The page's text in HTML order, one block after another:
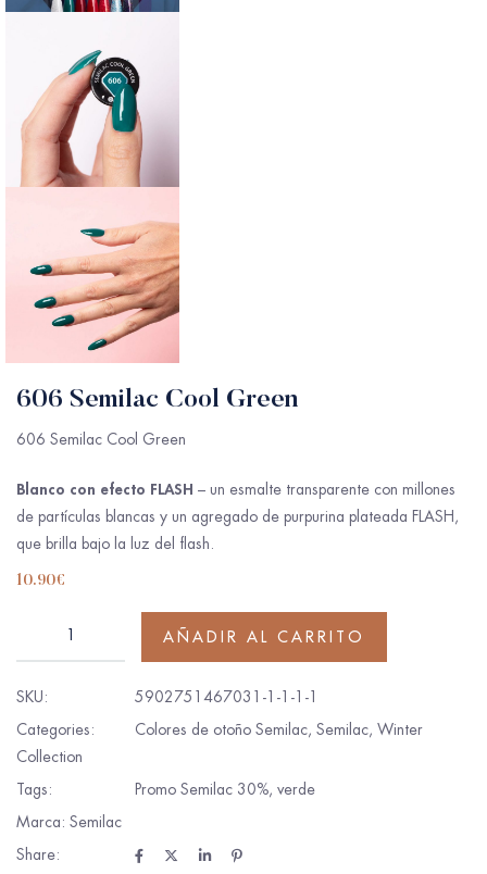
606 Semilac Cool Green
606 Semilac Cool Green
Blanco con efecto FLASH – un esmalte transparente con millones
de partículas blancas y un agregado de purpurina plateada FLASH,
que brilla bajo la luz del flash.
10.90€
AÑADIR AL CARRITO
SKU:
5902751467031-1-1-1-1
Categories:
Colores de otoño Semilac, Semilac, Winter
Collection
Tags:
Promo Semilac 30%, verde
Marca: Semilac
Share: